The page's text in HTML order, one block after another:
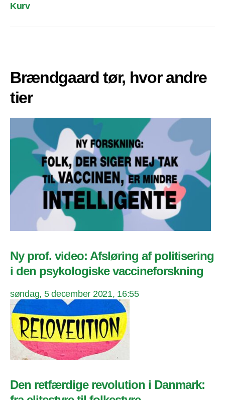
Kurv
Brændgaard tør, hvor andre
tier
Ny prof. video: Afsløring af politisering
i den psykologiske vaccineforskning
søndag, 5 december 2021, 16:55
Den retfærdige revolution i Danmark: